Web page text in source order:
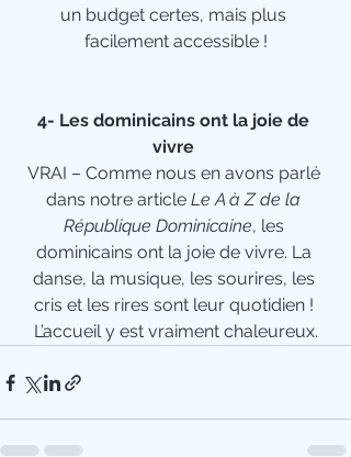
un budget certes, mais plus
facilement accessible !
4- Les dominicains ont la joie de
vivre
VRAI – Comme nous en avons parlé
dans notre article Le A à Z de la
République Dominicaine, les
dominicains ont la joie de vivre. La
danse, la musique, les sourires, les
cris et les rires sont leur quotidien !
L’accueil y est vraiment chaleureux.